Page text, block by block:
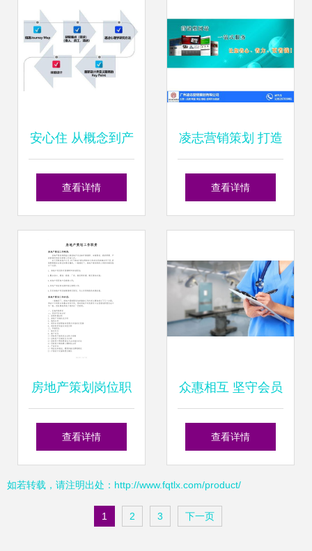
安心住 从概念到产
品的全链路落地之
查看详情
凌志营销策划 打造
高转化营销型网页
查看详情
房地产策划岗位职
责 以专业咨询策划
查看详情
众惠相互 坚守会员
需求本位，匠心打
查看详情
如若转载，请注明出处：http://www.fqtlx.com/product/
1 2 3 下一页